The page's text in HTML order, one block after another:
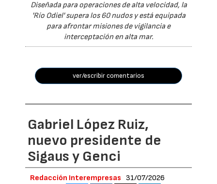
Diseñada para operaciones de alta velocidad, la
'Río Odiel' supera los 60 nudos y está equipada
para afrontar misiones de vigilancia e
interceptación en alta mar.
ver/escribir comentarios
Gabriel López Ruiz,
nuevo presidente de
Sigaus y Genci
Redacción Interempresas 31/07/2026